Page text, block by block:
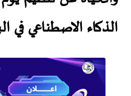
الذكاء الاصطناعي في